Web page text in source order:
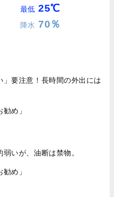
最低 25℃
降水 70％
」要注意！長時間の外出には
勧め」
いが、油断は禁物。
勧め」